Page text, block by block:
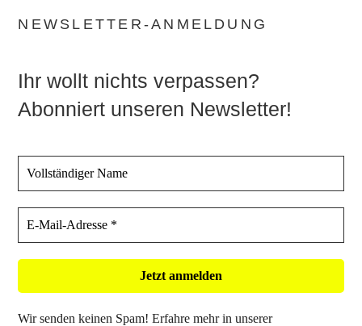
NEWSLETTER-ANMELDUNG
Ihr wollt nichts verpassen?
Abonniert unseren Newsletter!
Wir senden keinen Spam! Erfahre mehr in unserer